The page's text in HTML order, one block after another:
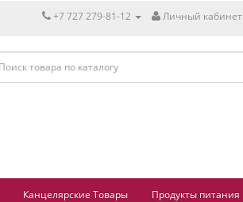
+7 727 279-81-12 Личный кабинет
Канцелярские Товары Продукты питания